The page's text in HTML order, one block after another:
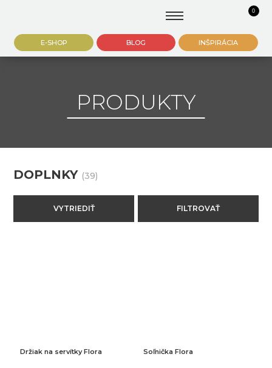
0
E-SHOP BLOG INŠPIRÁCIA
PRODUKTY
DOPLNKY (39)
VYTRIEDIŤ FILTROVAŤ
Držiak na servítky Flora Soľnička Flora